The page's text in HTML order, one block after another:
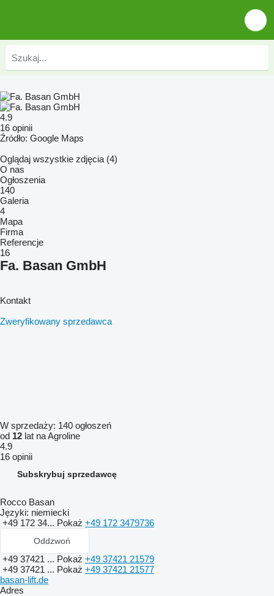
4.9
16 opinii
Źródło: Google Maps
Oglądaj wszystkie zdjęcia (4)
O nas
Ogłoszenia
140
Galeria
4
Mapa
Firma
Referencje
16
Fa. Basan GmbH
Kontakt
Zweryfikowany sprzedawca
W sprzedaży: 140 ogłoszeń
od 12 lat na Agroline
4.9
16 opinii
Subskrybuj sprzedawcę
Rocco Basan
Języki: niemiecki
+49 172 34... Pokaż +49 172 3479736
Oddzwoń
+49 37421 ... Pokaż +49 37421 21579
+49 37421 ... Pokaż +49 37421 21577
basan-lift.de
Adres